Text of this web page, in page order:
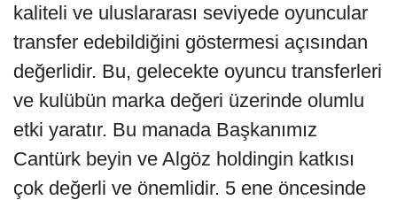
kaliteli ve uluslararası seviyede oyuncular
transfer edebildiğini göstermesi açısından
değerlidir. Bu, gelecekte oyuncu transferleri
ve kulübün marka değeri üzerinde olumlu
etki yaratır. Bu manada Başkanımız
Cantürk beyin ve Algöz holdingin katkısı
çok değerli ve önemlidir. 5 ene öncesinde